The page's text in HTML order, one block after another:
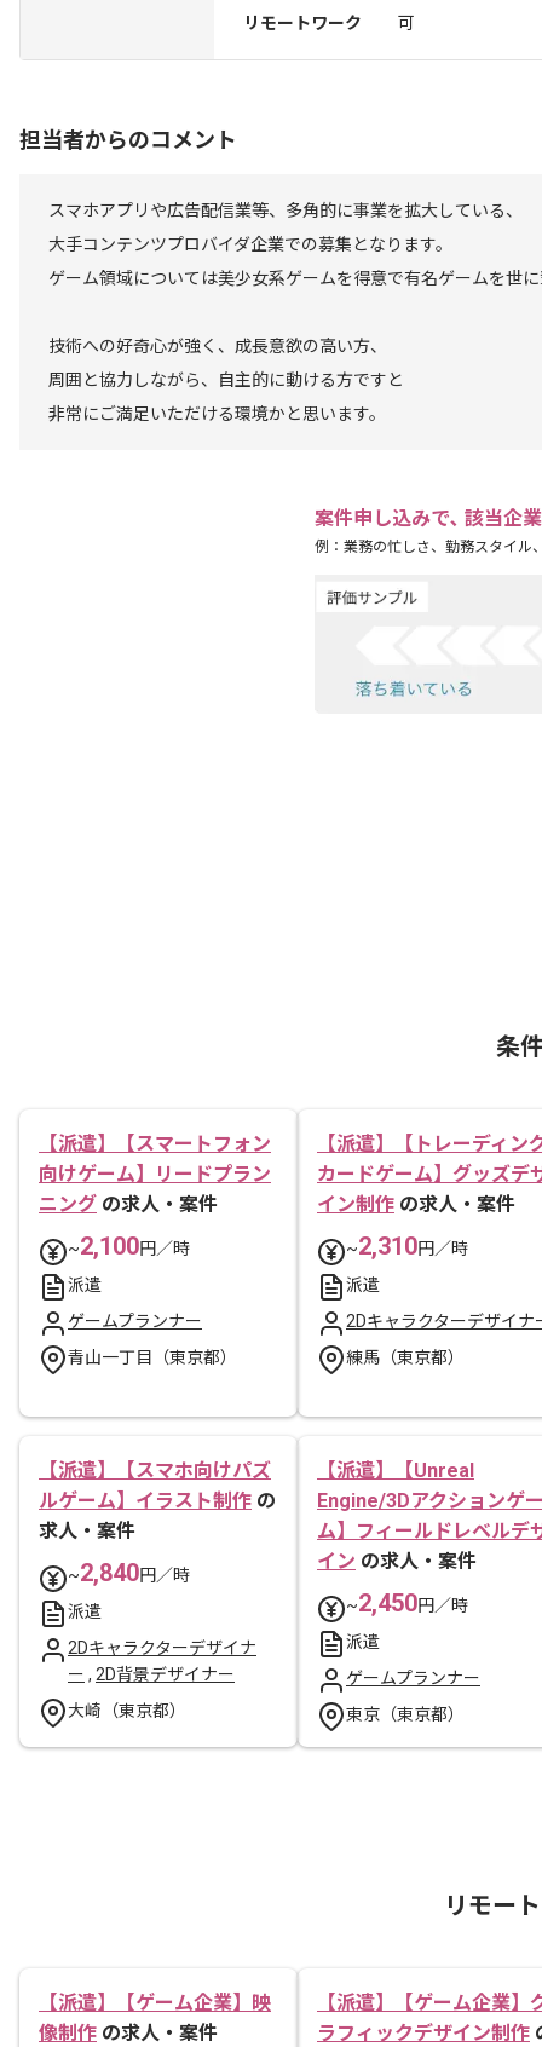
リモートワーク
可
担当者からのコメント
スマホアプリや広告配信業等、多角的に事業を拡大している、
大手コンテンツプロバイダ企業での募集となります。
ゲーム領域については美少女系ゲームを得意で有名ゲームを世
技術への好奇心が強く、成長意欲の高い方、
周囲と協力しながら、自主的に動ける方ですと
非常にご満足いただける環境かと思います。
案件申し込みで､ 該当企
例：業務の忙しさ、勤務スタイル
条
【派遣】【スマートフォン
向けゲーム】リードプラン
ニング の求人・案件
~2,100円／時
派遣
ゲームプランナー
青山一丁目（東京都）
【派遣】【トレーディン
カードゲーム】グッズデ
イン制作 の求人・案件
~2,310円／時
派遣
2Dキャラクターデザイナ
練馬（東京都）
【派遣】【スマホ向けパズ
ルゲーム】イラスト制作 の
求人・案件
~2,840円／時
派遣
2Dキャラクターデザイナ
ー , 2D背景デザイナー
大崎（東京都）
【派遣】【Unreal
Engine/3Dアクションゲ
ム】フィールドレベルデ
イン の求人・案件
~2,450円／時
派遣
ゲームプランナー
東京（東京都）
リモー
【派遣】【ゲーム企業】映
像制作 の求人・案件
【派遣】【ゲーム企業】
ラフィックデザイン制作